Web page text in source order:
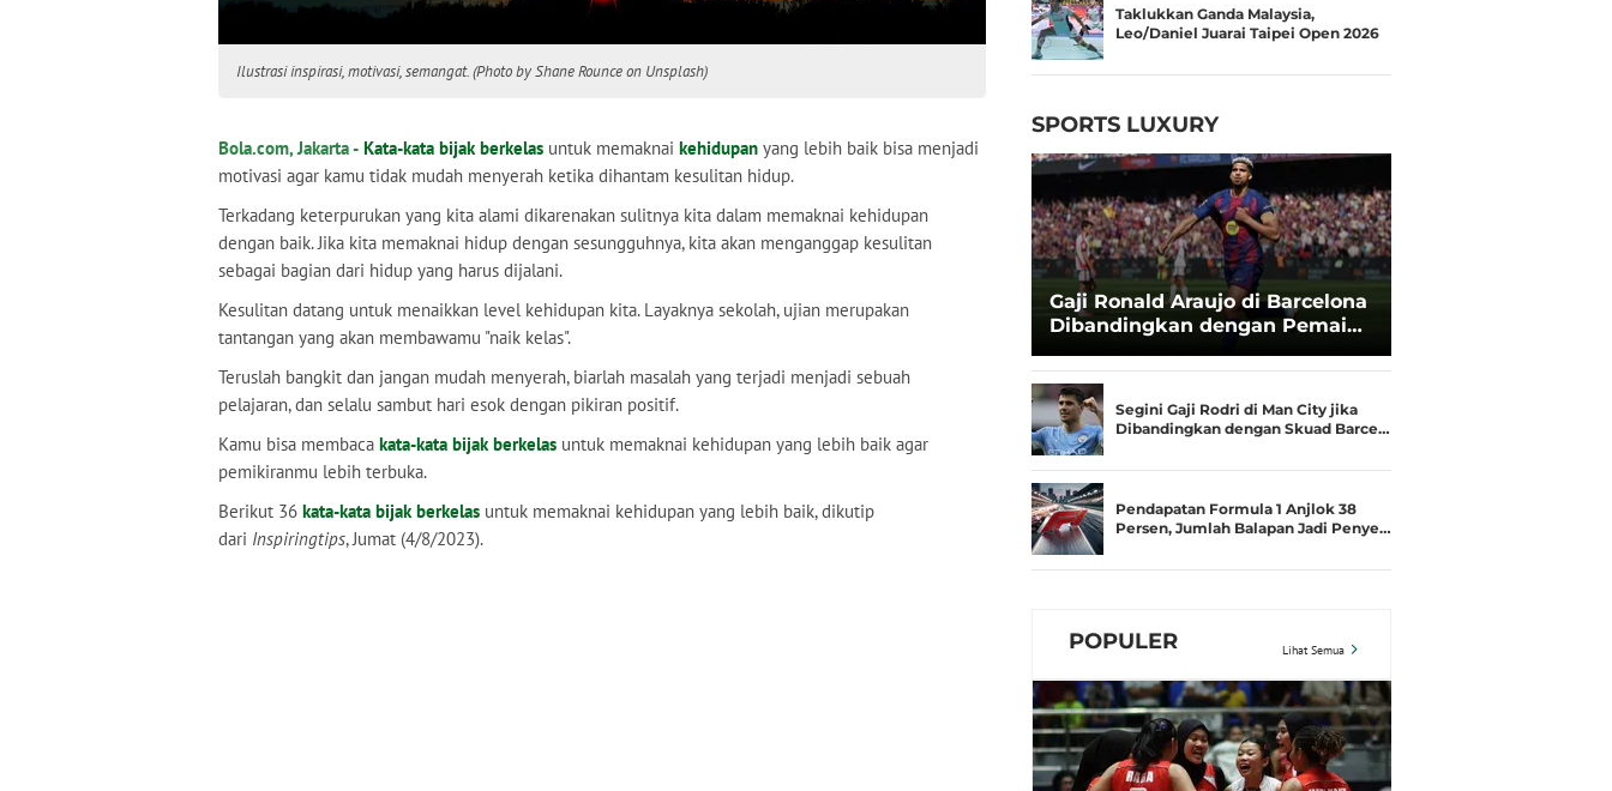
Ilustrasi inspirasi, motivasi, semangat. (Photo by Shane Rounce on Unsplash)
Bola.com, Jakarta - Kata-kata bijak berkelas untuk memaknai kehidupan yang lebih baik bisa menjadi
motivasi agar kamu tidak mudah menyerah ketika dihantam kesulitan hidup.
Terkadang keterpurukan yang kita alami dikarenakan sulitnya kita dalam memaknai kehidupan
dengan baik. Jika kita memaknai hidup dengan sesungguhnya, kita akan menganggap kesulitan
sebagai bagian dari hidup yang harus dijalani.
Kesulitan datang untuk menaikkan level kehidupan kita. Layaknya sekolah, ujian merupakan
tantangan yang akan membawamu "naik kelas".
Teruslah bangkit dan jangan mudah menyerah, biarlah masalah yang terjadi menjadi sebuah
pelajaran, dan selalu sambut hari esok dengan pikiran positif.
Kamu bisa membaca kata-kata bijak berkelas untuk memaknai kehidupan yang lebih baik agar
pemikiranmu lebih terbuka.
Berikut 36 kata-kata bijak berkelas untuk memaknai kehidupan yang lebih baik, dikutip
dari Inspiringtips, Jumat (4/8/2023).
Taklukkan Ganda Malaysia,
Leo/Daniel Juarai Taipei Open 2026
SPORTS LUXURY
Gaji Ronald Araujo di Barcelona
Dibandingkan dengan Pemain
Segini Gaji Rodri di Man City jika
Dibandingkan dengan Skuad Barce…
Pendapatan Formula 1 Anjlok 38
Persen, Jumlah Balapan Jadi Penye…
POPULER Lihat Semua